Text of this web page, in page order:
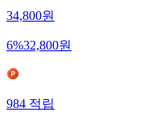
34,800원
6%32,800원
984적립